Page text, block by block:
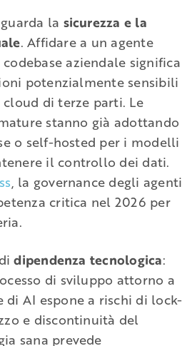
la sicurezza e la
. Affidare a un agente
codebase aziendale significa
potenzialmente sensibili
di terze parti. Le
stanno già adottando
o self-hosted per i modelli
il controllo dei dati.
, la governance degli agenti
critica nel 2026 per
dipendenza tecnologica:
di sviluppo attorno a
AI espone a rischi di lock-
e discontinuità del
sana prevede